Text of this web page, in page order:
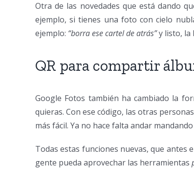
Otra de las novedades que está dando
ejemplo, si tienes una foto con cielo
ejemplo: “borra ese cartel de atrás”y listo, la
QR para compartir
Google Fotos también ha cambiado la
quieras. Con ese código, las otras
más fácil. Ya no hace falta andar
Todas estas funciones nuevas, que antes
gente pueda aprovechar las herramientas